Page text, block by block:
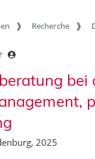
Recherche
bei
2025